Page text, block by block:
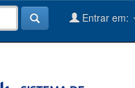
Entrar em: